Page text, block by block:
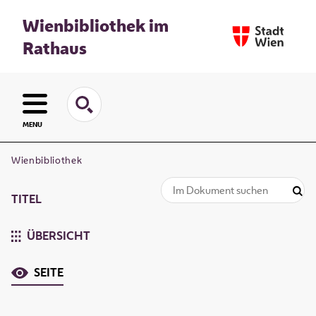
Wienbibliothek im
Rathaus
MENU
Wienbibliothek
TITEL
ÜBERSICHT
SEITE